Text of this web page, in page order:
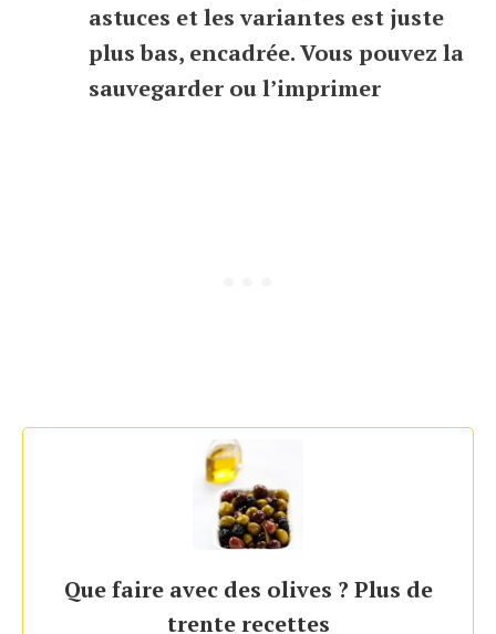
astuces et les variantes est juste
plus bas, encadrée. Vous pouvez la
sauvegarder ou l’imprimer
Que faire avec des olives ? Plus de
trente recettes